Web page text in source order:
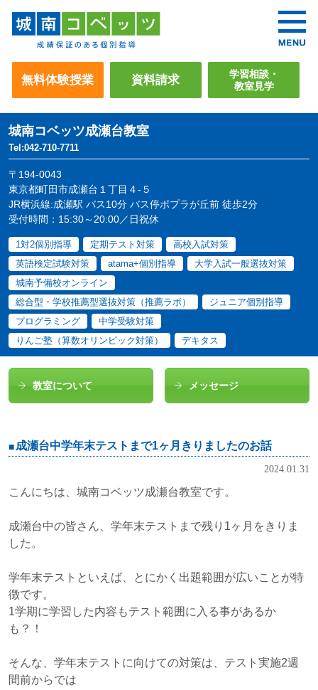
無料体験授業 資料請求
学習相談・
教室見学
城南コベッツ成瀬台教室
Tel:042-710-7711
〒194-0043
東京都町田市成瀬台１丁目４-５
JR横浜線:成瀬駅 バス10分 バス停ポプラが丘前 徒歩2分
受付時間：15:30～20:00／日祝休
1対2個別指導 定期テスト対策
高校入試対策
英語検定試験対策
atama+個別指導
大学入試一般選抜対策
城南予備校オンライン
総合型・学校推薦型選抜対策（推薦ラボ）
ジュニア個別指導
プログラミング
中学受験対策
りんご塾（算数オリンピック対策）
デキタス
教室について メッセージ
成瀬台中学年末テストまで1ヶ月きりましたのお話
2024.01.31
こんにちは、城南コベッツ成瀬台教室です。
成瀬台中の皆さん、学年末テストまで残り1ヶ月をきりま
した。
学年末テストといえば、とにかく出題範囲が広いことが特
徴です。
1学期に学習した内容もテスト範囲に入る事があるか
も？！
そんな、学年末テストに向けての対策は、テスト実施2週
間前からでは